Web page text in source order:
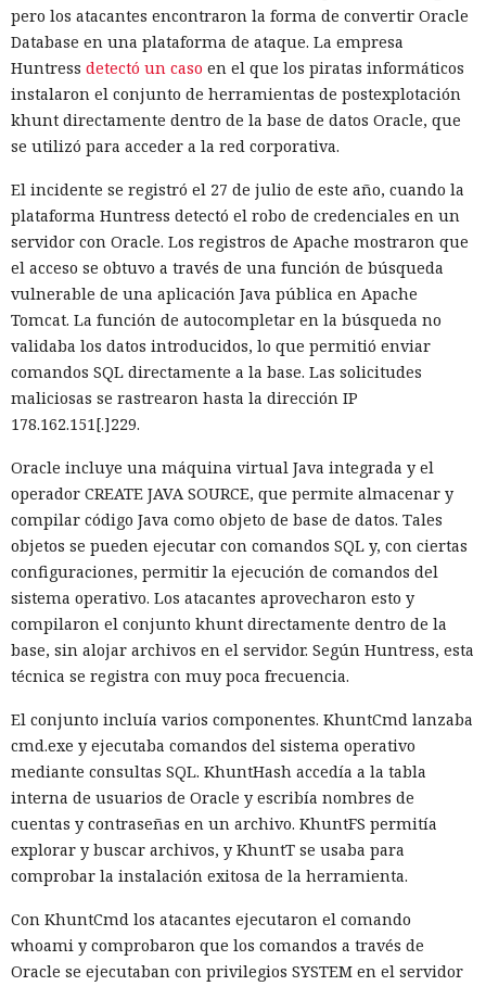
favor de los streams nativos de Node.js en toda la capa de
renderizado permite procesar un 22% más de solicitudes
sin cambiar el código de las aplicaciones.
Entre otras novedades figuran la unificación de la carga útil
para reducir el número de solicitudes de precarga, un
mejor caché de archivos estáticos, la herramienta de
depuración Instant Navigations, que muestra los
componentes lentos, documentación con soporte de
versiones para agentes de IA, límites propios de manejo de
errores y compatibilidad con importaciones de archivos tipo
«glob».
Las conversaciones sobre la pérdida de popularidad de
Next.js en favor de los frameworks Remix, Astro y Gatsby
aún no se confirman en los datos: según el director general
descargas del framework superó los mil millones — casi el
doble del año pasado, que fue de alrededor de 520 millones.
El sonado hackeo a Snowflake
no quedó impune: detenido el
autor, ya espera sentencia en
una celda.
10:34 / 07.08.2026
Hombre podría afrontar hasta 32 años de prisión por filtrar
secretos de 165 empresas.
pero los atacantes encontraron la forma de convertir Oracle
Database en una plataforma de ataque. La empresa
Huntress detectó un caso en el que los piratas informáticos
instalaron el conjunto de herramientas de postexplotación
khunt directamente dentro de la base de datos Oracle, que
se utilizó para acceder a la red corporativa.
El incidente se registró el 27 de julio de este año, cuando la
plataforma Huntress detectó el robo de credenciales en un
servidor con Oracle. Los registros de Apache mostraron que
el acceso se obtuvo a través de una función de búsqueda
vulnerable de una aplicación Java pública en Apache
Tomcat. La función de autocompletar en la búsqueda no
validaba los datos introducidos, lo que permitió enviar
comandos SQL directamente a la base. Las solicitudes
maliciosas se rastrearon hasta la dirección IP
178.162.151[.]229.
Oracle incluye una máquina virtual Java integrada y el
operador CREATE JAVA SOURCE, que permite almacenar y
compilar código Java como objeto de base de datos. Tales
objetos se pueden ejecutar con comandos SQL y, con ciertas
configuraciones, permitir la ejecución de comandos del
sistema operativo. Los atacantes aprovecharon esto y
compilaron el conjunto khunt directamente dentro de la
base, sin alojar archivos en el servidor. Según Huntress, esta
técnica se registra con muy poca frecuencia.
El conjunto incluía varios componentes. KhuntCmd lanzaba
cmd.exe y ejecutaba comandos del sistema operativo
mediante consultas SQL. KhuntHash accedía a la tabla
interna de usuarios de Oracle y escribía nombres de
cuentas y contraseñas en un archivo. KhuntFS permitía
explorar y buscar archivos, y KhuntT se usaba para
comprobar la instalación exitosa de la herramienta.
Con KhuntCmd los atacantes ejecutaron el comando
whoami y comprobaron que los comandos a través de
Oracle se ejecutaban con privilegios SYSTEM en el servidor